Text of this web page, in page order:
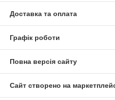
Доставка та оплата
Графік роботи
Повна версія сайту
Сайт створено на